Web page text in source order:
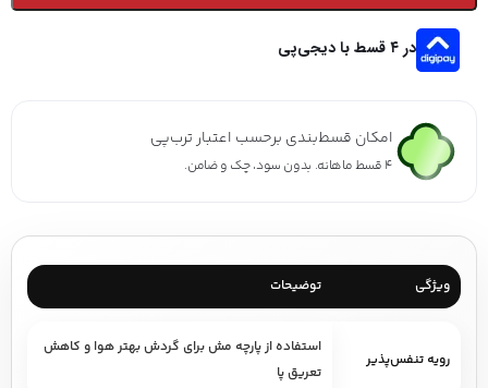
در ۴ قسط با دیجی‌پی
امکان قسط‌بندی برحسب اعتبار ترب‌پی
۴ قسط ماهانه. بدون سود، چک و ضامن.
ویژگی توضیحات
رویه تنفس‌پذیر
استفاده از پارچه مش برای گردش بهتر هوا و کاهش
تعریق پا